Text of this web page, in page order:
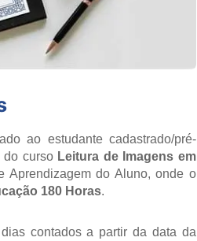
ao estudante cadastrado/pré-
do curso Leitura de Imagens em
Aprendizagem do Aluno, onde o
180 Horas.
contados a partir da data da